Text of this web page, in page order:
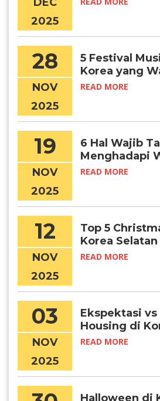
2025
28
NOV
2025
5 Festival
Korea yang
Kunjungi
READ MORE
19
NOV
2025
6 Hal Wajib
Menghadapi
Korea
READ MORE
12
NOV
2025
Top 5
Korea
Kamu
READ MORE
03
NOV
2025
Ekspektasi vs
Housing di
Foto Dabang
READ MORE
Halloween di